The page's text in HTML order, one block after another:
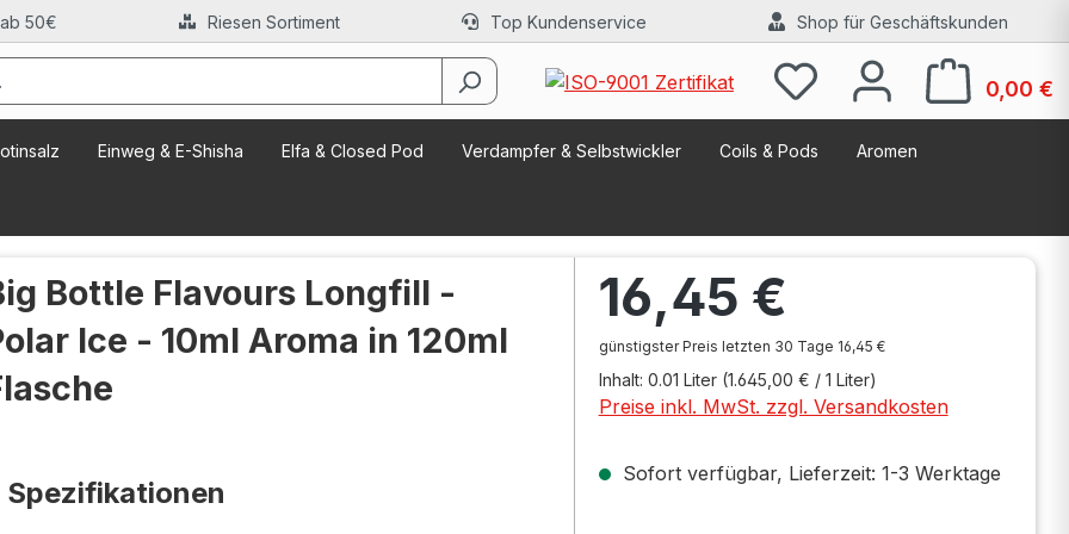
50€ Riesen Sortiment Top Kundenservice Shop für Geschäftskunden
0,00 €
Einweg & E-Shisha Elfa & Closed Pod Verdampfer & Selbstwickler Coils & Pods Aromen
Bottle Flavours Longfill -
Ice - 10ml Aroma in 120ml
Spezifikationen
16,45 €
günstigster Preis letzten 30 Tage 16,45 €
Inhalt: 0.01 Liter (1.645,00 € / 1 Liter)
Preise inkl. MwSt. zzgl. Versandkosten
Sofort verfügbar, Lieferzeit: 1-3 Werktage